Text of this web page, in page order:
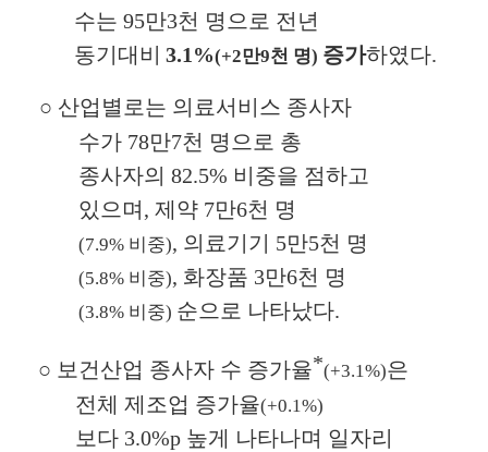
수는 95만3천 명으로 전년
동기대비 3.1%(+2만9천 명) 증가하였다.
○ 산업별로는 의료서비스 종사자
수가 78만7천 명으로 총
종사자의 82.5% 비중을 점하고
있으며, 제약 7만6천 명
(7.9% 비중), 의료기기 5만5천 명
(5.8% 비중), 화장품 3만6천 명
(3.8% 비중) 순으로 나타났다.
○ 보건산업 종사자 수 증가율*(+3.1%)은
전체 제조업 증가율(+0.1%)
보다 3.0%p 높게 나타나며 일자리